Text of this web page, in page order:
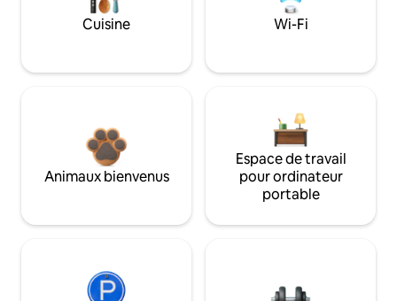
Cuisine Wi-Fi
Animaux bienvenus
Espace de travail
pour ordinateur
portable